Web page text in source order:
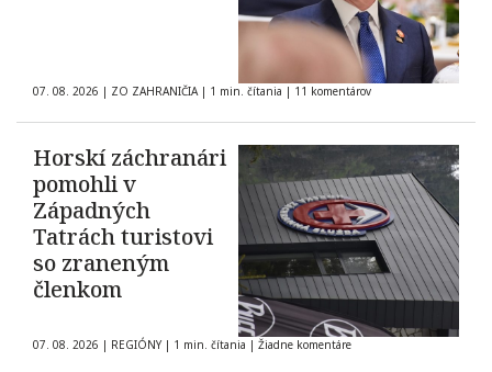
07. 08. 2026 | ZO ZAHRANIČIA | 1 min. čítania | 11 komentárov
Horskí záchranári
pomohli v
Západných
Tatrách turistovi
so zraneným
členkom
07. 08. 2026 | REGIÓNY | 1 min. čítania | Žiadne komentáre